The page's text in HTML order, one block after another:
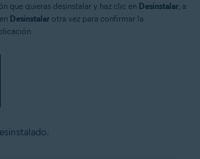
que quieras desinstalar y haz clic en Desinstalar; a
Desinstalar otra vez para confirmar la